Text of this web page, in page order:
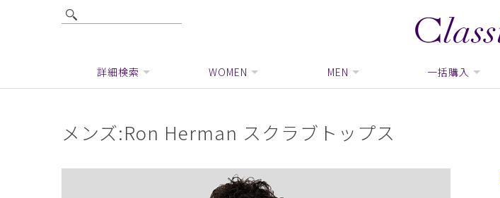
詳細検索 WOMEN MEN 一括購入
メンズ:Ron Herman スクラブトップス